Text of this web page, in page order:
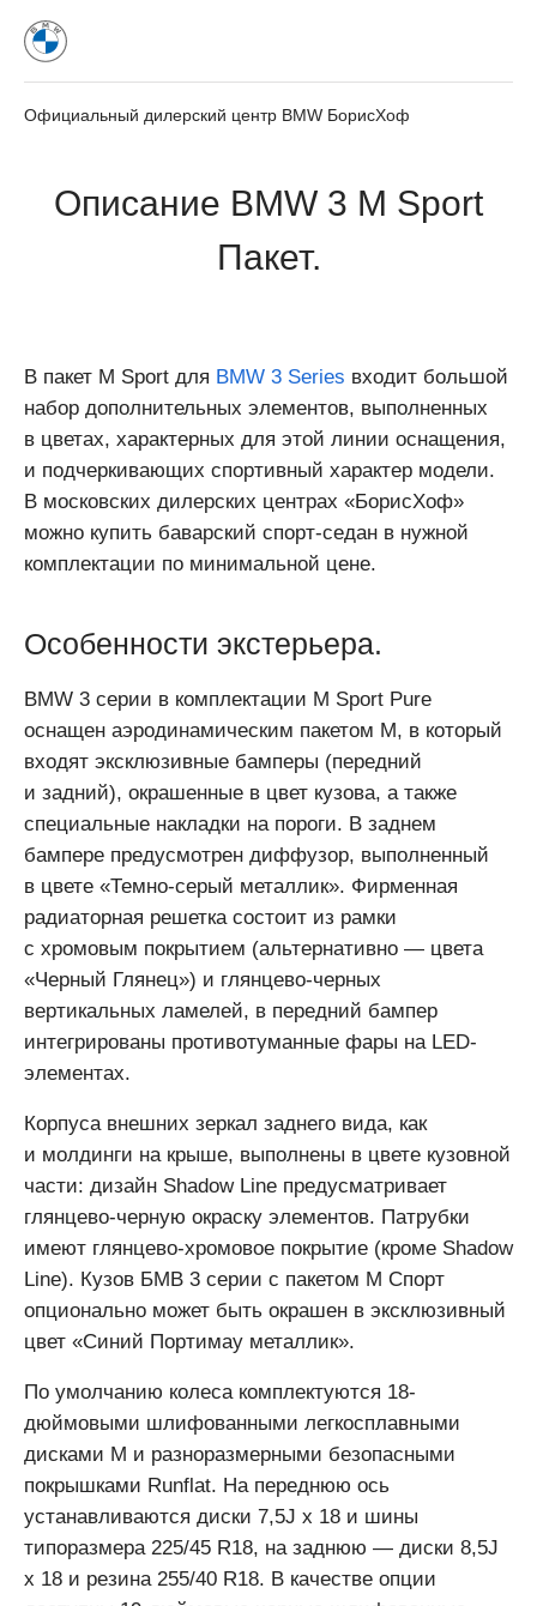
Официальный дилерский центр BMW БорисХоф
Описание BMW 3 M Sport
Пакет.
В пакет M Sport для BMW 3 Series входит большой
набор дополнительных элементов, выполненных
в цветах, характерных для этой линии оснащения,
и подчеркивающих спортивный характер модели.
В московских дилерских центрах «БорисХоф»
можно купить баварский спорт-седан в нужной
комплектации по минимальной цене.
Особенности экстерьера.
BMW 3 серии в комплектации M Sport Pure
оснащен аэродинамическим пакетом М, в который
входят эксклюзивные бамперы (передний
и задний), окрашенные в цвет кузова, а также
специальные накладки на пороги. В заднем
бампере предусмотрен диффузор, выполненный
в цвете «Темно-серый металлик». Фирменная
радиаторная решетка состоит из рамки
с хромовым покрытием (альтернативно — цвета
«Черный Глянец») и глянцево-черных
вертикальных ламелей, в передний бампер
интегрированы противотуманные фары на LED-
элементах.
Корпуса внешних зеркал заднего вида, как
и молдинги на крыше, выполнены в цвете кузовной
части: дизайн Shadow Line предусматривает
глянцево-черную окраску элементов. Патрубки
имеют глянцево-хромовое покрытие (кроме Shadow
Line). Кузов БМВ 3 серии с пакетом М Спорт
опционально может быть окрашен в эксклюзивный
цвет «Синий Портимау металлик».
По умолчанию колеса комплектуются 18-
дюймовыми шлифованными легкосплавными
дисками М и разноразмерными безопасными
покрышками Runflat. На переднюю ось
устанавливаются диски 7,5J x 18 и шины
типоразмера 225/45 R18, на заднюю — диски 8,5J
x 18 и резина 255/40 R18. В качестве опции